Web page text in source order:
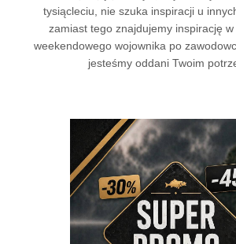
tysiącleciu, nie szuka inspiracji u
zamiast tego znajdujemy inspirację
weekendowego wojownika po
jesteśmy oddani Twoim